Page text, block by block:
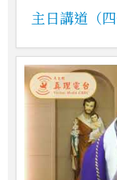
主日講道（